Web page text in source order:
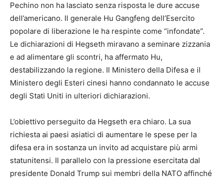
Pechino non ha lasciato senza risposta le dure accuse
dell’americano. Il generale Hu Gangfeng dell’Esercito
popolare di liberazione le ha respinte come “infondate”.
Le dichiarazioni di Hegseth miravano a seminare zizzania
e ad alimentare gli scontri, ha affermato Hu,
destabilizzando la regione. Il Ministero della Difesa e il
Ministero degli Esteri cinesi hanno condannato le accuse
degli Stati Uniti in ulteriori dichiarazioni.
L’obiettivo perseguito da Hegseth era chiaro. La sua
richiesta ai paesi asiatici di aumentare le spese per la
difesa era in sostanza un invito ad acquistare più armi
statunitensi. Il parallelo con la pressione esercitata dal
presidente Donald Trump sui membri della NATO affinché